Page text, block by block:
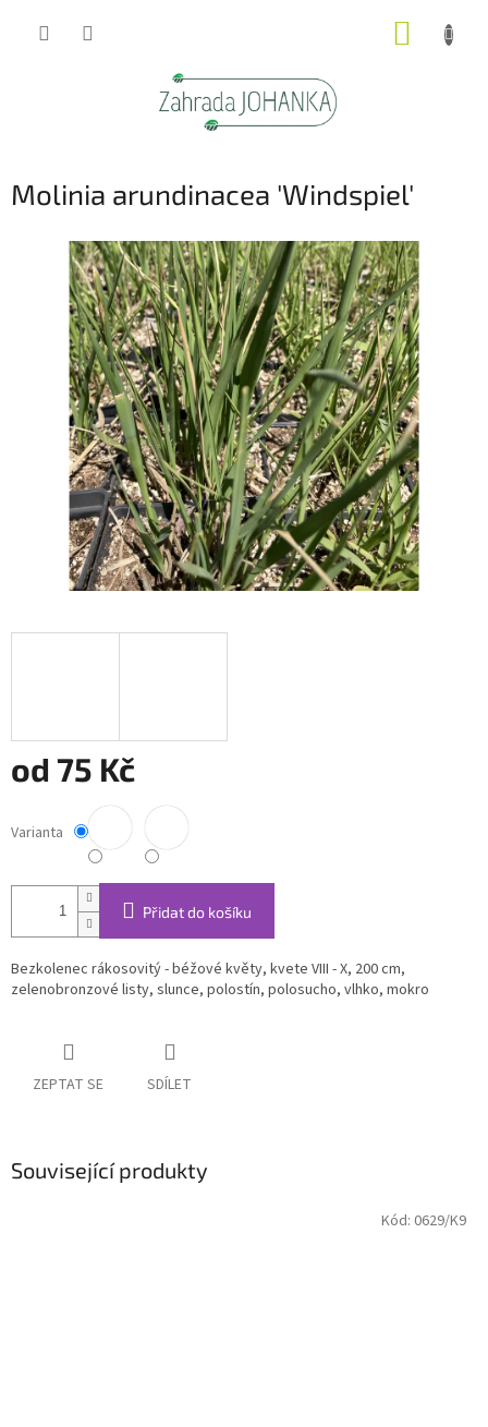
Molinia arundinacea 'Windspiel'
od 75 Kč
cena:
Varianta
Přidat do košíku
Bezkolenec rákosovitý - béžové květy, kvete VIII - X, 200 cm,
zelenobronzové listy, slunce, polostín, polosucho, vlhko, mokro
ZEPTAT SE SDÍLET
Související produkty
Kód: 0629/K9